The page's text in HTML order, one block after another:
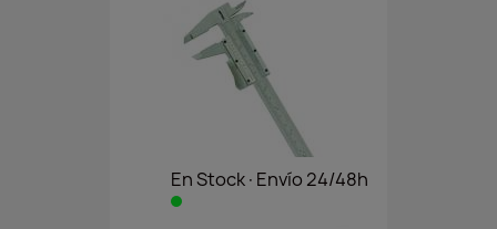
En Stock·Envío 24/48h